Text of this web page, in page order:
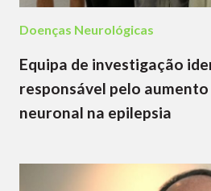
Doenças Neurológicas
Equipa de investigação
responsável pelo
neuronal na epilepsia